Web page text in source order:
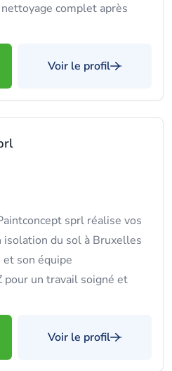
complet après
Voir le profil
sprl réalise vos
du sol à Bruxelles
son équipe
pour un travail soigné et
Voir le profil